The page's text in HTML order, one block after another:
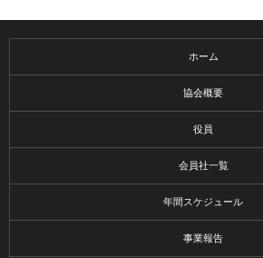
ホーム
協会概要
役員
会員社一覧
年間スケジュール
事業報告